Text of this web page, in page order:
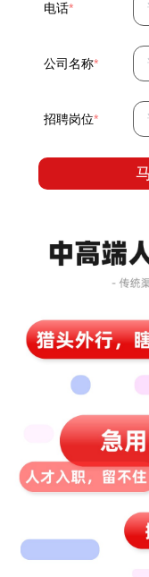
电话*
公司名称*
招聘岗位*